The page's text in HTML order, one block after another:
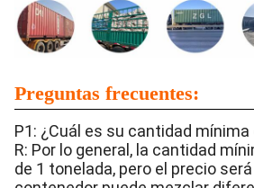
Preguntas frecuentes:
P1: ¿Cuál es su cantidad mínima
R: Por lo general, la cantidad
de 1 tonelada, pero el precio